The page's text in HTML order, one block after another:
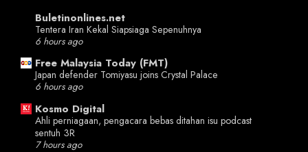
Buletinonlines.net
Tentera Iran Kekal Siapsiaga Sepenuhnya
6 hours ago
Free Malaysia Today (FMT)
Japan defender Tomiyasu joins Crystal Palace
6 hours ago
Kosmo Digital
Ahli perniagaan, pengacara bebas ditahan isu podcast
sentuh 3R
7 hours ago